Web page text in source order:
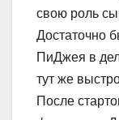
свою роль
Достаточно
ПиДжея в
тут же
После